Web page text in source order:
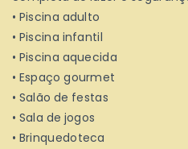
• Piscina adulto
• Piscina infantil
• Piscina aquecida
• Espaço gourmet
• Salão de festas
• Sala de jogos
• Brinquedoteca